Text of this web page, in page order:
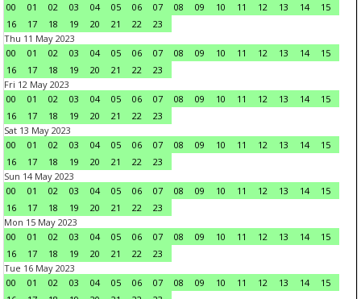
00
01 02 03 04 05 06 07 08 09 10 11 12 13 14
15
16
17 18 19 20 21 22
23
Thu 11 May 2023
00
01 02 03 04 05 06 07 08 09 10 11 12 13 14
15
16
17 18 19 20 21 22
23
Fri 12 May 2023
00
01 02 03 04 05 06 07 08 09 10 11 12 13 14
15
16
17 18 19 20 21 22
23
Sat 13 May 2023
00
01 02 03 04 05 06 07 08 09 10 11 12 13 14
15
16
17 18 19 20 21 22
23
Sun 14 May 2023
00
01 02 03 04 05 06 07 08 09 10 11 12 13 14
15
16
17 18 19 20 21 22
23
Mon 15 May 2023
00
01 02 03 04 05 06 07 08 09 10 11 12 13 14
15
16
17 18 19 20 21 22
23
Tue 16 May 2023
00
01 02 03 04 05 06 07 08 09 10 11 12 13 14
15